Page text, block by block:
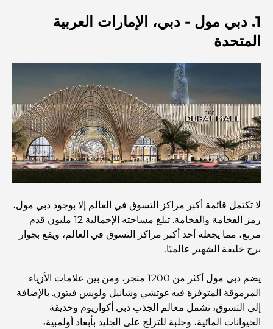
المدارس القريبة من نخلة جميرا: دليل شامل للعائلات
and a Smarter Metro Network
أفضل المقاهي في دبي بإطلالة خلابة: مزيج مثالي من المذاق
الرائع والمناظر الطبيعية الساحرة
مطاعم بإطلالة على برج العرب: تجربة طعام استثنائية في دبي
المطاعم الإيطالية في وسط مدينة دبي: تذوق إيطاليا في قلب
المدينة
أفضل 7 نوادي رياضية في دبي هيلز: اللياقة البدنية في أبهى
صورها
الدليل الأمثل لمطاعم الطعام الفاخر في نخلة جميرا
1. دبي مول - دبي، الإمارات العربية
المتحدة
لا تكتمل قائمة أكبر مراكز التسوق في العالم إلا بوجود دبي مول،
رمز الفخامة والفخامة. تبلغ مساحته الإجمالية 12 مليون قدم
مربع، مما يجعله أحد أكبر مراكز التسوق في العالم، ويقع بجوار
برج خليفة الشهير عالميًا.
يضم دبي مول أكثر من 1200 متجر، ومن بين علامات الأزياء
المرموقة المتوفرة فيه غوتشي وشانيل ولويس فيتون. بالإضافة
إلى التسوق، تشمل معالم الجذب دبي أكواريوم وحديقة
الحيوانات المائية، وحلبة للتزلج على الجليد بأبعاد أولمبية،